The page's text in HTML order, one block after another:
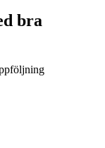
bra